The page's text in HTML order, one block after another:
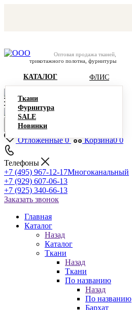
Оптовая продажа тканей,
трикотажного полотна, фурнитуры
КАТАЛОГ
Ткани
Фурнитура
SALE
Новинки
ФЛИС
Отложенные 0 Корзина0 0
Телефоны
+7 (495) 967-12-17Многоканальный
+7 (929) 607-06-13
+7 (925) 340-66-13
Заказать звонок
Главная
Каталог
Назад
Каталог
Ткани
Назад
Ткани
По названию
Назад
По названию
Бархат